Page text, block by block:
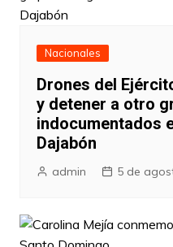
Nacionales
Drones del
y detener a otro
indocumentados
Dajabón
admin 5 de